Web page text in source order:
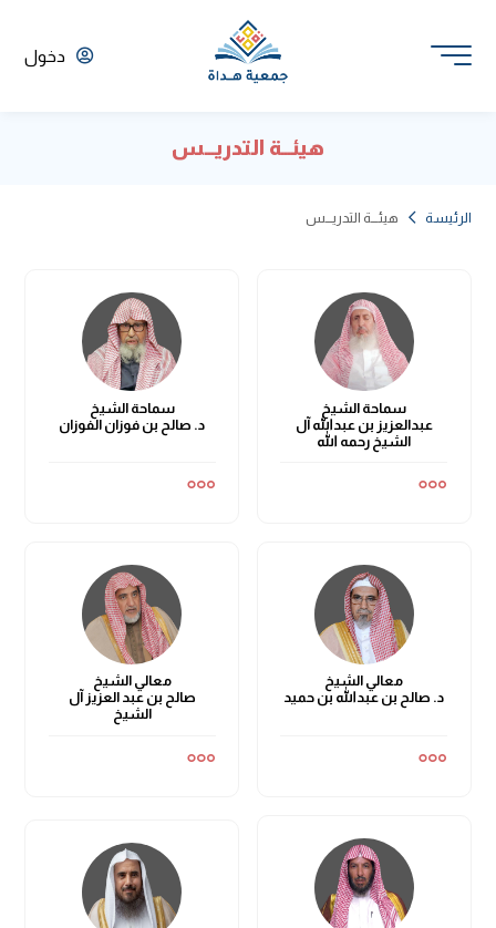
دخول
هيئـــة التدريـــس
الرئيسة هيئـــة التدريـــس
سماحة الشيخ
عبدالعزيز بن عبدالله آل
الشيخ رحمه الله
سماحة الشيخ
د. صالح بن فوزان الفوزان
معالي الشيخ
د. صالح بن عبدالله بن حميد
معالي الشيخ
صالح بن عبد العزيز آل
الشيخ